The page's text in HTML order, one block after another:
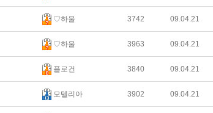
♡하울 3742 09.04.21
♡하울 3963 09.04.21
플로건 3840 09.04.21
모텔리아 3902 09.04.21